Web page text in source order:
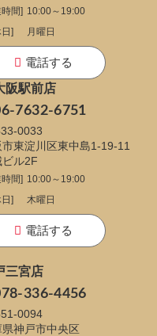
間] 10:00～19:00
]
月曜日
電話する
阪駅前店
7632-6751
0033
市東淀川区東中島1-19-11
ビル2F
間] 10:00～19:00
]
木曜日
電話する
三宮店
336-4456
0094
神戸市中央区